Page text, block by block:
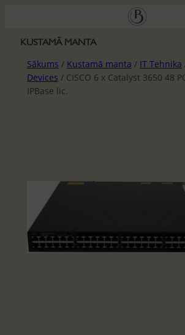
saturuKUSTAMĀ MANTA
Sākums / Kustamā manta / IT Tehnika
Devices / CISCO 6 x Catalyst 3650 48
IPBase lic.